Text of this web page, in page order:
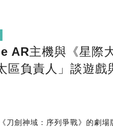
AR主機與《星際
區負責人」談遊戲
刀劍神域：序列爭戰》的劇場